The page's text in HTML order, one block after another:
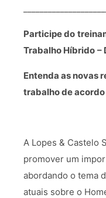
Participe do
Trabalho Híbrido –
Entenda as novas
trabalho de acordo
A Lopes & Castelo
promover um
abordando o tema
atuais sobre o